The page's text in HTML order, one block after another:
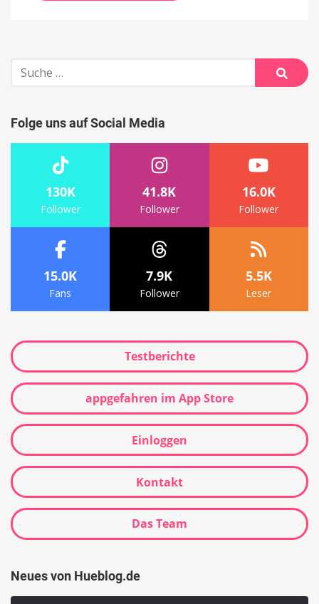
Suche
nach:
Suche
Folge uns auf Social Media
130K
Follower
41.8K
Follower
16.0K
Follower
15.0K
Fans
7.9K
Follower
5.5K
Leser
Testberichte
appgefahren im App Store
Einloggen
Kontakt
Das Team
Neues von Hueblog.de